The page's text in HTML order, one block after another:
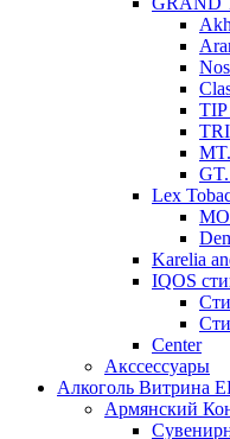
Lex
Karelia
IQOS
Сenter
Акссессуары
Алкоголь Витрина
Армянский